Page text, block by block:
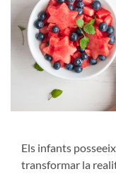
Els infants
transformar la